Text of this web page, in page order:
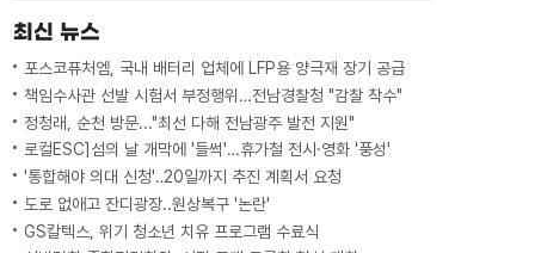
최신 뉴스
포스코퓨처엠, 국내 배터리 업체에 LFP용 양극재 장기 공급
책임수사관 선발 시험서 부정행위…전남경찰청 "감찰 착수"
정청래, 순천 방문..."최선 다해 전남광주 발전 지원"
로컬ESC]섬의 날 개막에 '들썩'…휴가철 전시·영화 '풍성'
'통합해야 의대 신청'‥20일까지 추진 계획서 요청
도로 없애고 잔디광장..원상복구 '논란'
GS칼텍스, 위기 청소년 치유 프로그램 수료식